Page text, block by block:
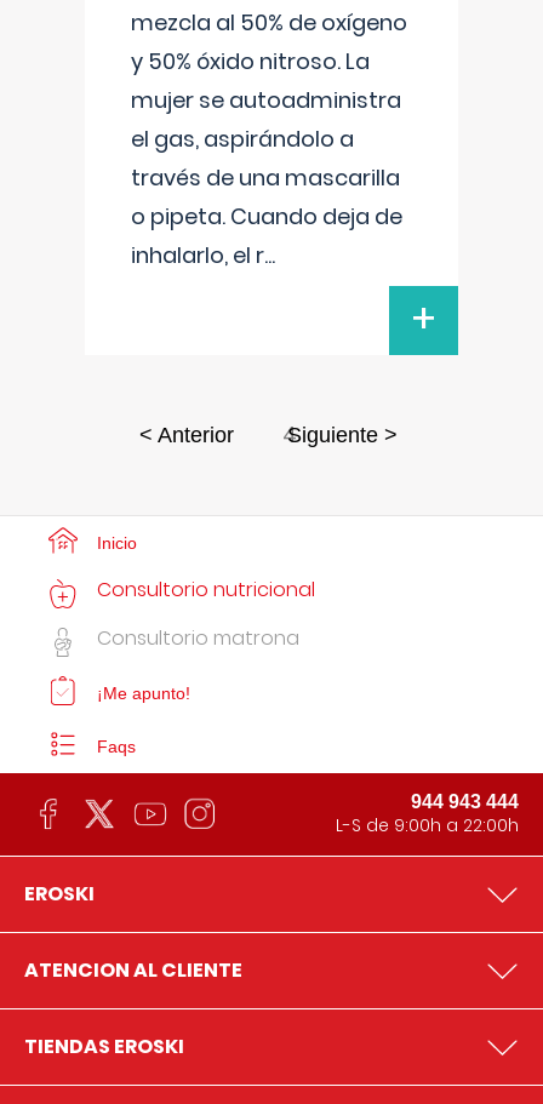
mezcla al 50% de oxígeno
y 50% óxido nitroso. La
mujer se autoadministra
el gas, aspirándolo a
través de una mascarilla
o pipeta. Cuando deja de
inhalarlo, el r...
+
< Anterior 4
Siguiente >
Inicio
Consultorio nutricional
Consultorio matrona
¡Me apunto!
Faqs
944 943 444
L-S de 9:00h a 22:00h
EROSKI
ATENCION AL CLIENTE
TIENDAS EROSKI